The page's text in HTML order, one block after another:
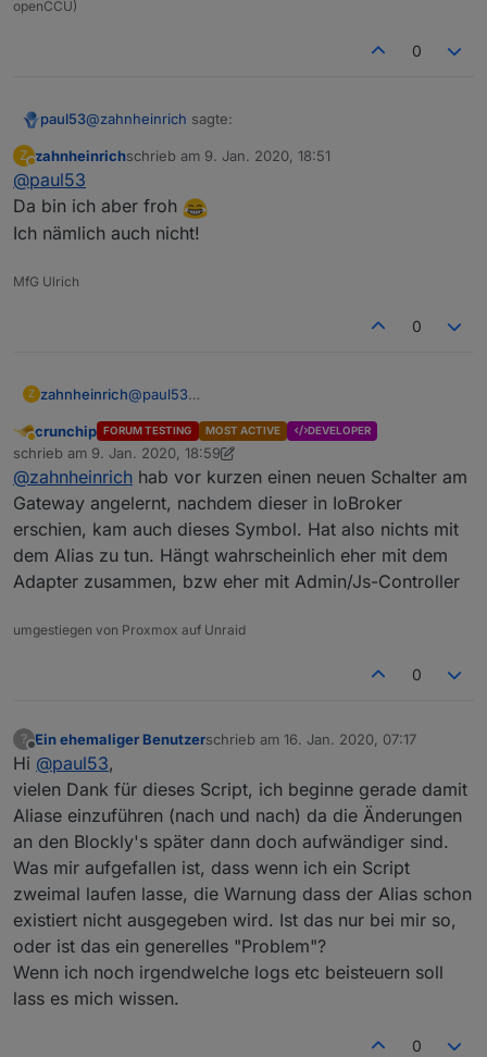
openCCU)
0
paul53@zahnheinrich sagte:
?? Habe ich noch nicht gesehen.
Z
Abwesend
zahnheinrichschrieb am 9. Jan. 2020, 18:51
zuletzt editiert von
@paul53
Da bin ich aber froh
Ich nämlich auch nicht!
MfG Ulrich
0
Z zahnheinrich@paul53
neuen Datenpunkt ein Infosymbol :
Was sagt mir das?
Abwesend
crunchip FORUM TESTING MOST ACTIVE DEVELOPER
schrieb am 9. Jan. 2020, 18:59
zuletzt editiert von crunchip1. Sept. 2020, 20:13
@zahnheinrich hab vor kurzen einen neuen Schalter am
Gateway angelernt, nachdem dieser in IoBroker
erschien, kam auch dieses Symbol. Hat also nichts mit
dem Alias zu tun. Hängt wahrscheinlich eher mit dem
Adapter zusammen, bzw eher mit Admin/Js-Controller
umgestiegen von Proxmox auf Unraid
0
?
Offline
Ein ehemaliger Benutzerschrieb am 16. Jan. 2020, 07:17
zuletzt editiert von
Hi @paul53,
vielen Dank für dieses Script, ich beginne gerade damit
Aliase einzuführen (nach und nach) da die Änderungen
an den Blockly's später dann doch aufwändiger sind.
Was mir aufgefallen ist, dass wenn ich ein Script
zweimal laufen lasse, die Warnung dass der Alias schon
existiert nicht ausgegeben wird. Ist das nur bei mir so,
oder ist das ein generelles "Problem"?
Wenn ich noch irgendwelche logs etc beisteuern soll
lass es mich wissen.
0